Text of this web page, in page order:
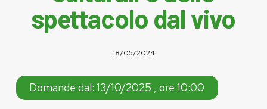
spettacolo dal vivo
18/05/2024
Domande dal: 13/10/2025 , ore 10:00